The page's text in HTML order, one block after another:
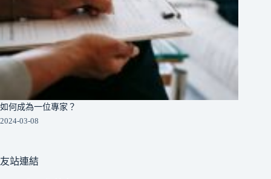
如何成為一位專家？
2024-03-08
友站連結